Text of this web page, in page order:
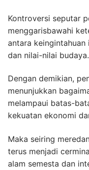
Kontroversi seputar
menggarisbawahi
antara keingintahuan
dan nilai-nilai budaya.
Dengan demikian,
menunjukkan
melampaui batas-
kekuatan ekonomi
Maka seiring
terus menjadi
alam semesta dan